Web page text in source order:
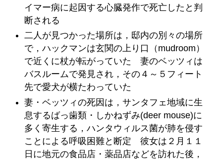
イマー病に起因する心臓発作で死亡したと判
断される
二人が見つかった場所は，邸内の別々の場所
で，ハックマンは玄関の上り口（mudroom）
で近くに杖が転がっていた 妻のベッツィは
バスルームで発見され，その４～５フィート
先で愛犬が横たわっていた
妻・ベッツィの死因は，サンタフェ地域に生
息するばっ歯類・しかねずみ(deer mouse)に
多く寄生する，ハンタウィルス菌が肺を侵す
ことによる呼吸困難と断定 彼女は２月１１
日に地元の食品店・薬品店などを訪れた後，